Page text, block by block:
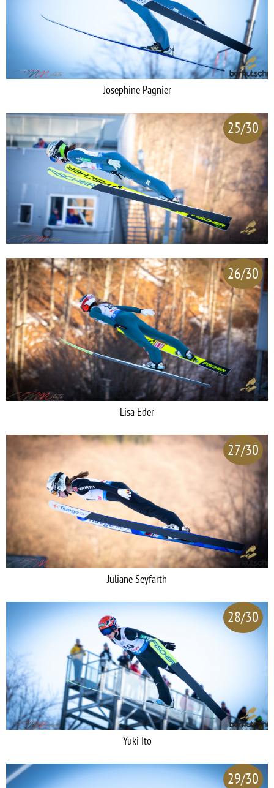
Josephine Pagnier
25/30
26/30
Lisa Eder
27/30
Juliane Seyfarth
28/30
Yuki Ito
29/30